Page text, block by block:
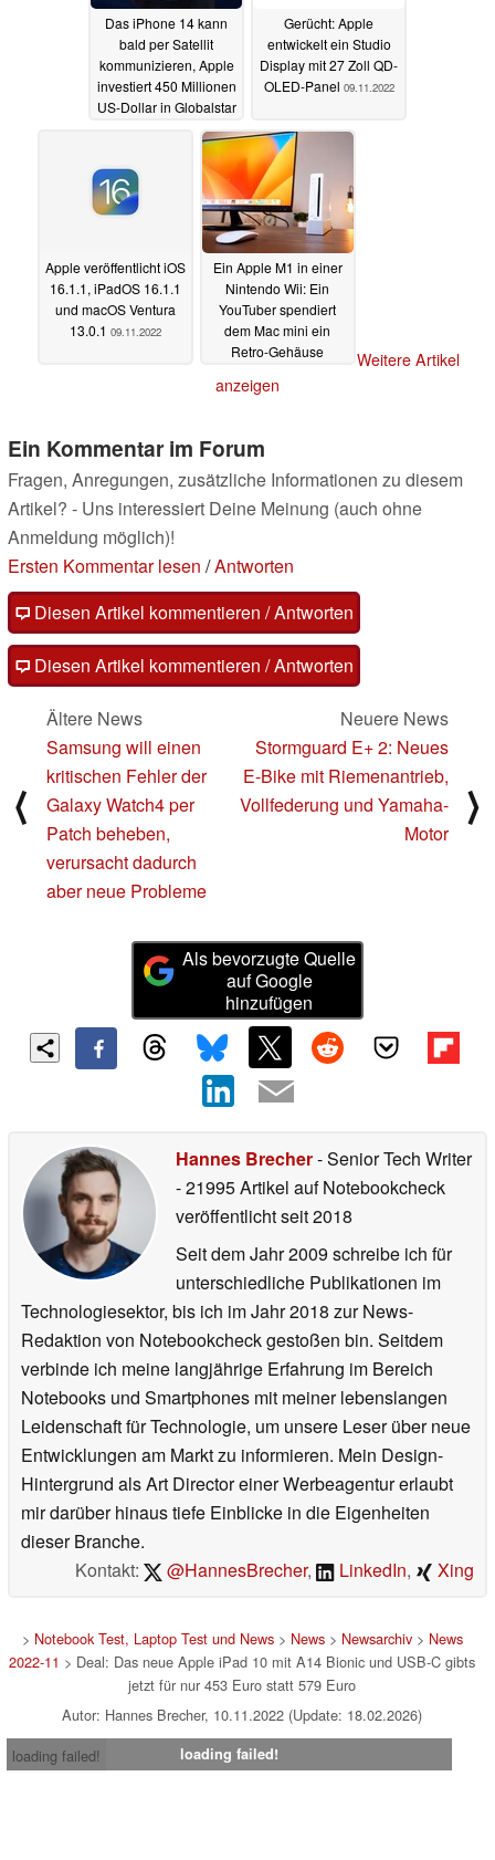
Das iPhone 14 kann
bald per Satellit
kommunizieren, Apple
investiert 450 Millionen
US-Dollar in Globalstar
Gerücht: Apple
entwickelt ein Studio
Display mit 27 Zoll QD-
OLED-Panel 09.11.2022
Apple veröffentlicht iOS
16.1.1, iPadOS 16.1.1
und macOS Ventura
13.0.1 09.11.2022
Ein Apple M1 in einer
Nintendo Wii: Ein
YouTuber spendiert
dem Mac mini ein
Retro-Gehäuse
Weitere Artikel
anzeigen
Ein Kommentar im Forum
Fragen, Anregungen, zusätzliche Informationen zu diesem
Artikel? - Uns interessiert Deine Meinung (auch ohne
Anmeldung möglich)!
Ersten Kommentar lesen /Antworten
Diesen Artikel kommentieren / Antworten
Diesen Artikel kommentieren / Antworten
⟨
Ältere News
Samsung will einen
kritischen Fehler der
Galaxy Watch4 per
Patch beheben,
verursacht dadurch
aber neue Probleme
Neuere News
Stormguard E+ 2: Neues
E-Bike mit Riemenantrieb,
Vollfederung und Yamaha-
Motor
⟩
Als bevorzugte Quelle
auf Google
hinzufügen
Hannes Brecher- Senior Tech Writer
- 21995 Artikel auf Notebookcheck
veröffentlichtseit 2018
Seit dem Jahr 2009 schreibe ich für
unterschiedliche Publikationen im
Technologiesektor, bis ich im Jahr 2018 zur News-
Redaktion von Notebookcheck gestoßen bin. Seitdem
verbinde ich meine langjährige Erfahrung im Bereich
Notebooks und Smartphones mit meiner lebenslangen
Leidenschaft für Technologie, um unsere Leser über neue
Entwicklungen am Markt zu informieren. Mein Design-
Hintergrund als Art Director einer Werbeagentur erlaubt
mir darüber hinaus tiefe Einblicke in die Eigenheiten
dieser Branche.
Kontakt:
@HannesBrecher, LinkedIn, Xing
> Notebook Test, Laptop Test und News> News> Newsarchiv> News
2022-11 > Deal: Das neue Apple iPad 10 mit A14 Bionic und USB-C gibts
jetzt für nur 453 Euro statt 579 Euro
Autor: Hannes Brecher, 10.11.2022 (Update: 18.02.2026)
loading failed!
loading failed!